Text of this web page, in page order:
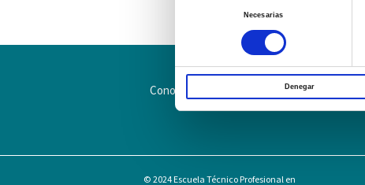
Necesarias
Denegar
Conoce la Escuela Hospital Mompía
© 2024 Escuela Técnico Profesional en